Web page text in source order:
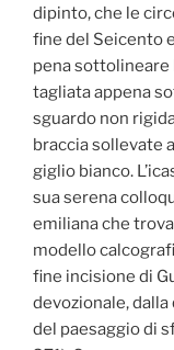
dipinto, che le
fine del Seicento
pena sottolineare
tagliata appena
sguardo non
braccia sollevate
giglio bianco.
sua serena
emiliana che
modello
fine incisione di
devozionale, dalla
del paesaggio di